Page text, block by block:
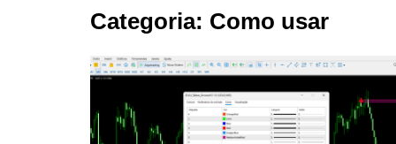
Planilhas
Categoria: Como usar